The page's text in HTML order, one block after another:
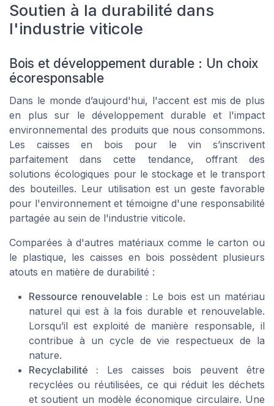
Soutien à la durabilité dans
l'industrie viticole
Bois et développement durable : Un choix
écoresponsable
Dans le monde d’aujourd'hui, l'accent est mis de plus
en plus sur le développement durable et l'impact
environnemental des produits que nous consommons.
Les caisses en bois pour le vin s’inscrivent
parfaitement dans cette tendance, offrant des
solutions écologiques pour le stockage et le transport
des bouteilles. Leur utilisation est un geste favorable
pour l'environnement et témoigne d'une responsabilité
partagée au sein de l'industrie viticole.
Comparées à d'autres matériaux comme le carton ou
le plastique, les caisses en bois possèdent plusieurs
atouts en matière de durabilité :
Ressource renouvelable : Le bois est un matériau
naturel qui est à la fois durable et renouvelable.
Lorsqu’il est exploité de manière responsable, il
contribue à un cycle de vie respectueux de la
nature.
Recyclabilité : Les caisses bois peuvent être
recyclées ou réutilisées, ce qui réduit les déchets
et soutient un modèle économique circulaire. Une